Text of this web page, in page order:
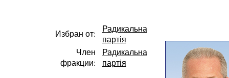
Избран от:
Радикальна
партія
Член
фракции:
Радикальна
партія